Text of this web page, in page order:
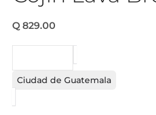
Q 829.00
Ciudad de Guatemala